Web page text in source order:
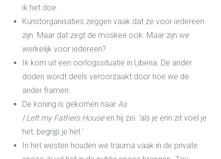
ik het doe.
Kunstorganisaties zeggen vaak dat ze voor iedereen
zijn. Maar dat zegt de moskee ook. Maar zijn we
werkelijk voor iedereen?
Ik kom uit een oorlogssituatie in Liberia. De ander
doden wordt deels veroorzaakt door hoe we de
ander framen.
De koning is gekomen naar As
I Left my Fathers Houseen hij zei: ‘als je erin zit voel je
het, begrijp je het.’
In het westen houden we trauma vaak in de private